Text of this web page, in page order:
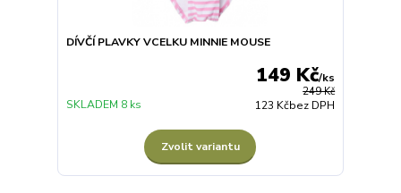
DÍVČÍ PLAVKY VCELKU MINNIE MOUSE
249 Kč
149 Kč/ks
123 Kčbez DPH
SKLADEM 8 ks
Zvolit variantu